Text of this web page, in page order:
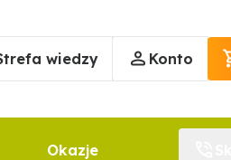
wiedzy Konto
Okazje